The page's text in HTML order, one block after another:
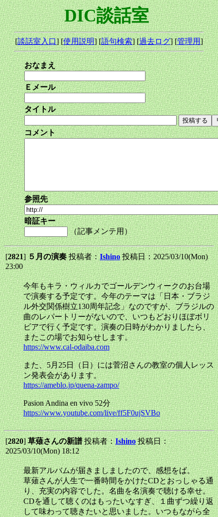
DIC談話室
[談話室入口] [使用説明] [語句検索] [過去ログ] [管理用]
おなまえ
Ｅメール
タイトル
コメント
参照先
暗証キー
（記事メンテ用）
[2821]５月の演奏投稿者：Ishino 投稿日：2025/03/10(Mon)
23:00
今年もキラ・ウィルカでゴールデンウィークのお台場
で演奏する予定です。今年のテーマは「日本・ブラジ
ル外交関係樹立130周年記念」なのですが、ブラジルの
曲のレパートリーがないので、いつもどおりほぼボリ
ビアで行く予定です。演奏の日時がわかりましたら、
またこの場でお知らせします。
https://www.cal-odaiba.com
また、5月25日（日）には菅沼さんの教室の個人レッス
ン発表会があります。
https://ameblo.jp/quena-zampo/
Pasion Andina en vivo 52分
https://www.youtube.com/live/ff5F0ujSVBo
[2820]草薙さんの新譜投稿者：Ishino 投稿日：
2025/03/10(Mon) 18:12
最新アルバムが届きましましたので、感想をば。
草薙さんが人生で一番時間をかけたCDとおっしゃる通
り、充実の内容でした。名曲を名演奏で聴ける幸せ。
CDを通して聴くのはもったいなすぎ、１曲ずつ繰り返
して味わって聴きたいと思いました。いつもながら全